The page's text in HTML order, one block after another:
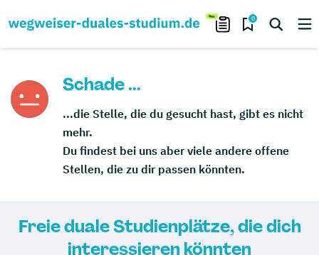
0
Schade ...
...die Stelle, die du gesucht hast, gibt es nicht
mehr.
Du findest bei uns aber viele andere offene
Stellen, die zu dir passen könnten.
Freie duale Studienplätze, die dich
interessieren könnten